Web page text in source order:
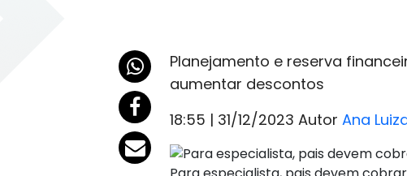
Planejamento e reserva
aumentar descontos
18:55 | 31/12/2023 Autor Ana